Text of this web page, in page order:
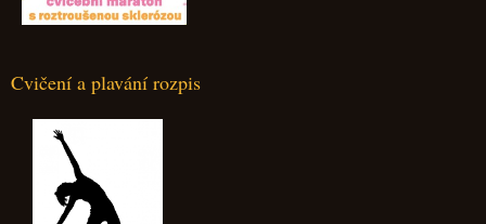
Cvičení a plavání rozpis